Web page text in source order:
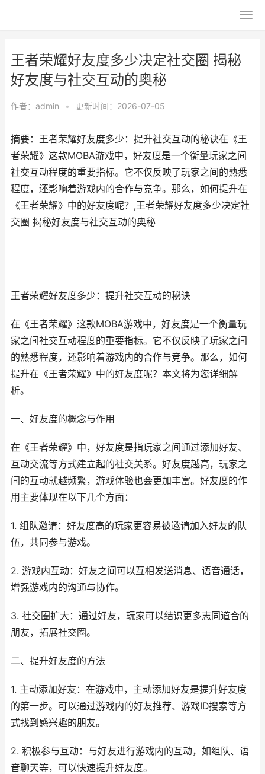
王者荣耀好友度多少决定社交圈 揭秘
好友度与社交互动的奥秘
作者： admin • 更新时间：2026-07-05
摘要：王者荣耀好友度多少：提升社交互动的秘诀在《王
者荣耀》这款MOBA游戏中，好友度是一个衡量玩家之间
社交互动程度的重要指标。它不仅反映了玩家之间的熟悉
程度，还影响着游戏内的合作与竞争。那么，如何提升在
《王者荣耀》中的好友度呢？,王者荣耀好友度多少决定社
交圈 揭秘好友度与社交互动的奥秘
王者荣耀好友度多少：提升社交互动的秘诀
在《王者荣耀》这款MOBA游戏中，好友度是一个衡量玩
家之间社交互动程度的重要指标。它不仅反映了玩家之间
的熟悉程度，还影响着游戏内的合作与竞争。那么，如何
提升在《王者荣耀》中的好友度呢？本文将为您详细解
析。
一、好友度的概念与作用
在《王者荣耀》中，好友度是指玩家之间通过添加好友、
互动交流等方式建立起的社交关系。好友度越高，玩家之
间的互动就越频繁，游戏体验也会更加丰富。好友度的作
用主要体现在以下几个方面：
1. 组队邀请：好友度高的玩家更容易被邀请加入好友的队
伍，共同参与游戏。
2. 游戏内互动：好友之间可以互相发送消息、语音通话，
增强游戏内的沟通与协作。
3. 社交圈扩大：通过好友，玩家可以结识更多志同道合的
朋友，拓展社交圈。
二、提升好友度的方法
1. 主动添加好友：在游戏中，主动添加好友是提升好友度
的第一步。可以通过游戏内的好友推荐、游戏ID搜索等方
式找到感兴趣的朋友。
2. 积极参与互动：与好友进行游戏内的互动，如组队、语
音聊天等，可以快速提升好友度。